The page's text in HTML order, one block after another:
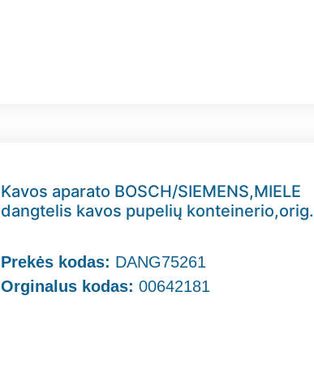
Kavos aparato BOSCH/SIEMENS,MIELE
dangtelis kavos pupelių konteinerio,orig.
Prekės kodas: DANG75261
Orginalus kodas: 00642181